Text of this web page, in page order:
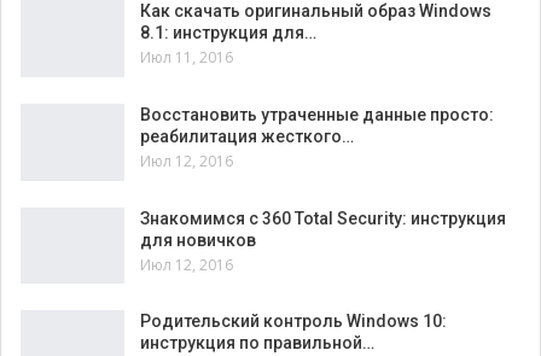
Как скачать оригинальный образ Windows
8.1: инструкция для…
Июл 11, 2016
Восстановить утраченные данные просто:
реабилитация жесткого…
Июл 12, 2016
Знакомимся с 360 Total Security: инструкция
для новичков
Июл 12, 2016
Родительский контроль Windows 10:
инструкция по правильной…